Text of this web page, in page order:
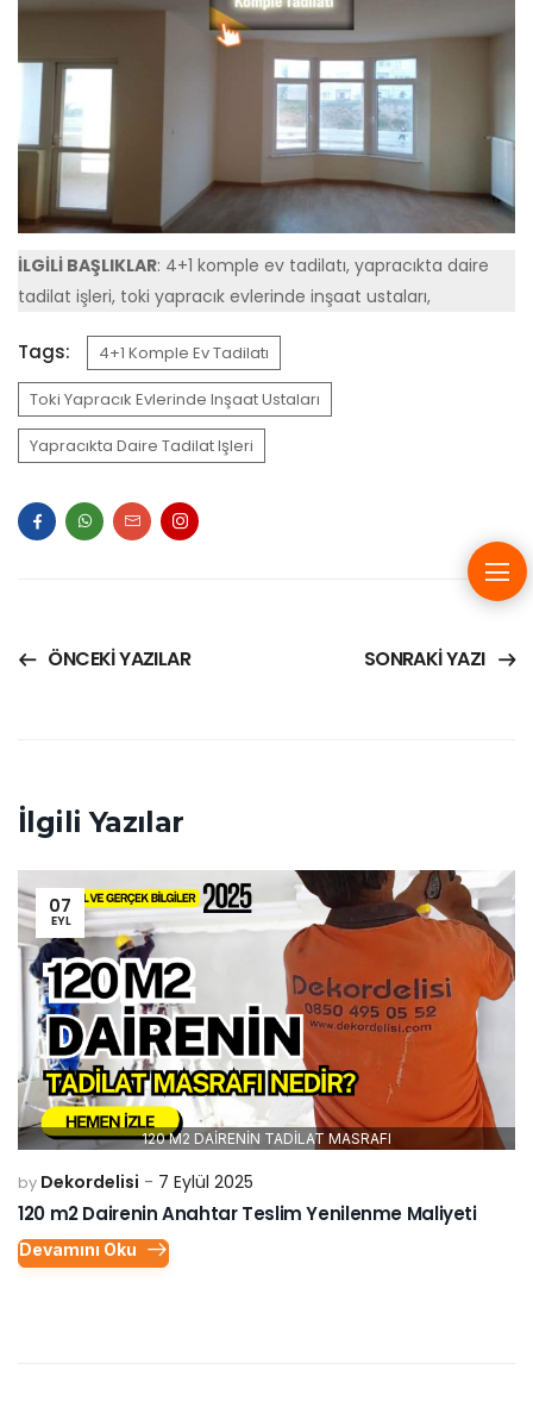
İLGİLİ BAŞLIKLAR: 4+1 komple ev tadilatı, yapracıkta daire
tadilat işleri, toki yapracık evlerinde inşaat ustaları,
Tags: 4+1 Komple Ev Tadilatı
Toki Yapracık Evlerinde Inşaat Ustaları
Yapracıkta Daire Tadilat Işleri
ÖNCEKI YAZILAR SONRAKI YAZI
İlgili Yazılar
07
EYL
120 M2 DAİRENİN TADİLAT MASRAFI
by Dekordelisi 7 Eylül 2025
120 m2 Dairenin Anahtar Teslim Yenilenme Maliyeti
Devamını Oku